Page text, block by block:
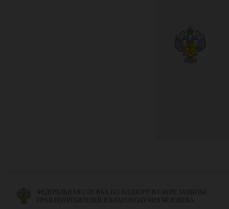
ФЕДЕРАЛЬНАЯ СЛУЖБА ПО НАДЗОРУ В СФЕРЕ ЗАЩИТЫ
ПРАВ ПОТРЕБИТЕЛЕЙ И БЛАГОПОЛУЧИЯ ЧЕЛОВЕКА